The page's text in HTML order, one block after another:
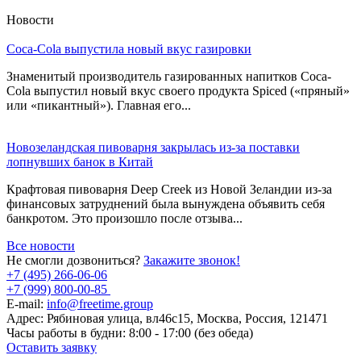
Новости
Coca-Cola выпустила новый вкус газировки
Знаменитый производитель газированных напитков Coca-
Cola выпустил новый вкус своего продукта Spiced («пряный»
или «пикантный»). Главная его...
Новозеландская пивоварня закрылась из-за поставки
лопнувших банок в Китай
Крафтовая пивоварня Deep Creek из Новой Зеландии из-за
финансовых затруднений была вынуждена объявить себя
банкротом. Это произошло после отзыва...
Все новости
Не смогли дозвониться? Закажите звонок!
+7 (495) 266-06-06
+7 (999) 800-00-85
E-mail: info@freetime.group
Адрес: Рябиновая улица, вл46с15, Москва, Россия, 121471
Часы работы в будни: 8:00 - 17:00 (без обеда)
Оставить заявку